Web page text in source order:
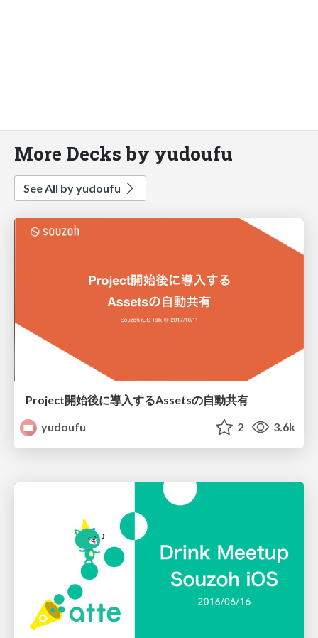
More Decks by yudoufu
See All by yudoufu
Project開始後に導入するAssetsの自動共有
yudoufu
2 3.6k